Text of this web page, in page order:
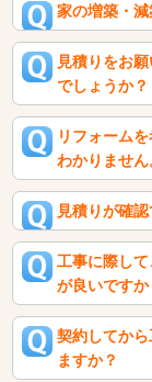
家の増築・
見積りをお
でしょうか？
リフォーム
わかりません
見積りが確
工事に際し
が良いですか
契約してか
ますか？